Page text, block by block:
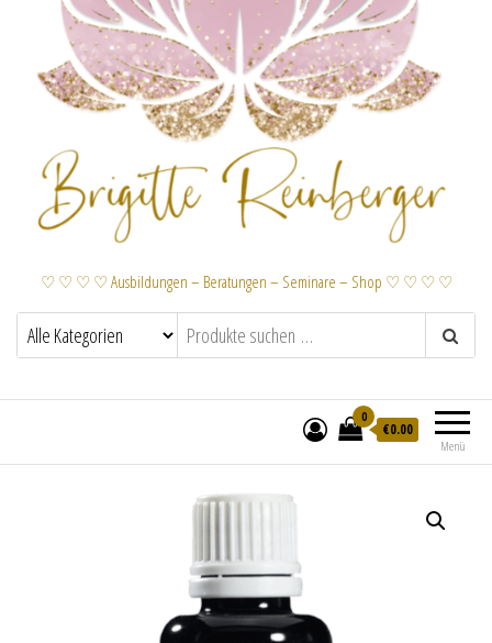
♡ ♡ ♡ ♡ Ausbildungen – Beratungen – Seminare – Shop ♡ ♡ ♡ ♡
Menü
0
€0.00